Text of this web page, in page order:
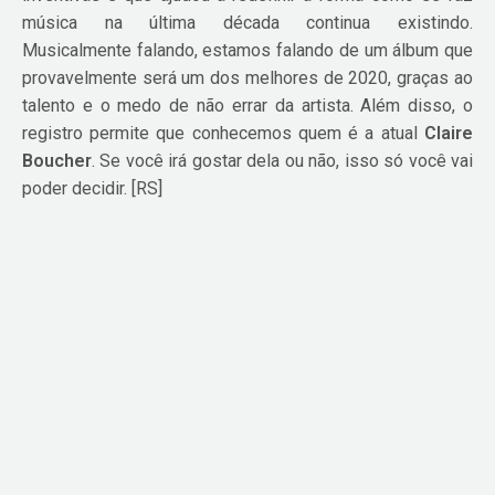
música na última década continua existindo.
Musicalmente falando, estamos falando de um álbum que
provavelmente será um dos melhores de 2020, graças ao
talento e o medo de não errar da artista. Além disso, o
registro permite que conhecemos quem é a atual Claire
Boucher. Se você irá gostar dela ou não, isso só você vai
poder decidir. [RS]